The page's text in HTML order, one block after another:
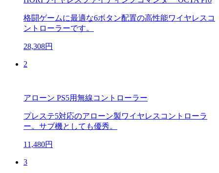
格闘ゲームに最適な6ボタン配置の高性能ワイヤレスコ
ントローラーです。
28,308円
2
アローン PS5用無線コントローラー
プレステ5対応のアローン製ワイヤレスコントローラ
ー。サブ機としても優秀。
11,480円
3